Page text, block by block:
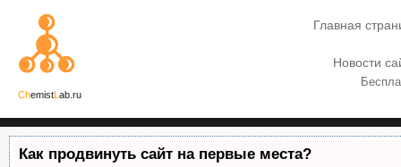
ChemistL ab.ru
Главная
Новости
Как продвинуть сайт на первые места?